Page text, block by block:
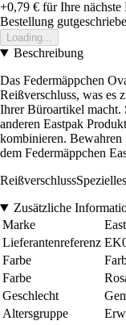
+0,79 € für Ihre nächste
Bestellung
Loading...
Beschreibung
Das Federmäppchen
Reißverschluss, was es
Ihrer Büroartikel macht.
anderen Eastpak
kombinieren.
dem Federmäppchen
Zusätzliche
Marke
Lieferantenreferenz
Farbe
Farbe
Geschlecht
Altersgruppe